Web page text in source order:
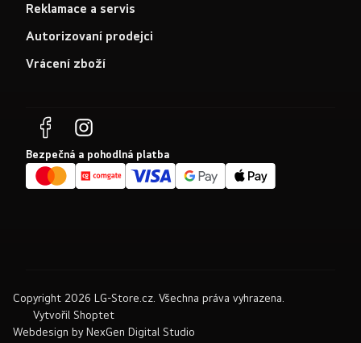
Reklamace a servis
Autorizovaní prodejci
Vrácení zboží
Bezpečná a pohodlná platba
Webdesign by NexGen Digital Studio
Vytvořil Shoptet
Copyright 2026 LG-Store.cz . Všechna práva vyhrazena.